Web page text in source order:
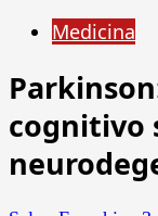
Medicina
cognitivo